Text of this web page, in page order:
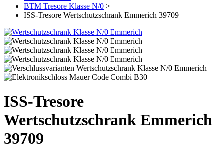
BTM Tresore Klasse N/0 >
ISS-Tresore Wertschutzschrank Emmerich 39709
ISS-Tresore
Wertschutzschrank Emmerich
39709